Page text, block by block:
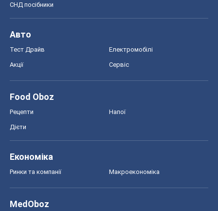
СНД посібники
Авто
Тест Драйв Електромобілі
Акції Сервіс
Food Oboz
Рецепти Напої
Дієти
Економіка
Ринки та компанії Макроекономіка
MedOboz